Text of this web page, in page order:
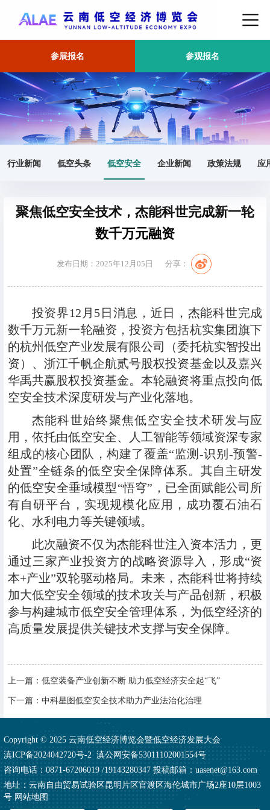
参展报名 参观报名
行业新闻 低空头条 低空安全 企业新闻 政策法规 应
首页 低空安全 正文
聚焦低空安全技术，杰能科世完成新一轮
数千万元融资
发布日期：2025年12月05日 分享：
投资界12月5日消息，近日，杰能科世完成
数千万元新一轮融资，投资方包括杭实集团旗下
的杭州低空产业发展有限公司（委托杭实智投出
资）、浙江千帆企航贰号股权投资基金以及嘉兴
华禹共赢股权投资基金。本轮融资将重点投向低
空安全技术深度研发与产业化落地。
杰能科世始终聚焦低空安全技术研发与应
用，依托由低空安全、人工智能等领域资深专家
组成的核心团队，构建了覆盖“监测-识别-预警-
处置”全链条的低空安全保障体系。其自主研发
的低空安全垂域模型“悟穹”，已全面赋能公司所
有自研平台，实现规模化应用，成功覆石油石
化、水利电力等关键领域。
此次融资不仅为杰能科世注入资本活力，更
通过三家产业投资方的战略资源导入，形成“资
本+产业”双轮驱动格局。未来，杰能科世将持续
加大低空安全领域的技术攻关与产品创新，积极
参与构建城市低空安全管理体系，为低空经济的
高质量发展提供关键技术支撑与安全保障。
上一篇： 低空装备产业创新不断 助力低空经济安全起“飞”
下一篇： 中科星图低空安全技术助力产业法治化治理
Copyright © 2025 云南低空经济博览会暨低空经济发展大会
滇ICP备2024042720号-2滇公网安备53011102001554号
咨询电话：0871-67206019 /19143280347 投稿邮箱：uasenet@163.com
地址：云南自由贸易试验区昆明片区官渡区海伦城市广场2座10层1003
号网站地图